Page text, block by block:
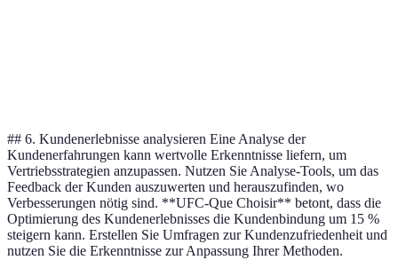
## 6. Kundenerlebnisse analysieren Eine Analyse der
Kundenerfahrungen kann wertvolle Erkenntnisse liefern, um
Vertriebsstrategien anzupassen. Nutzen Sie Analyse-Tools, um das
Feedback der Kunden auszuwerten und herauszufinden, wo
Verbesserungen nötig sind. **UFC-Que Choisir** betont, dass die
Optimierung des Kundenerlebnisses die Kundenbindung um 15 %
steigern kann. Erstellen Sie Umfragen zur Kundenzufriedenheit und
nutzen Sie die Erkenntnisse zur Anpassung Ihrer Methoden.